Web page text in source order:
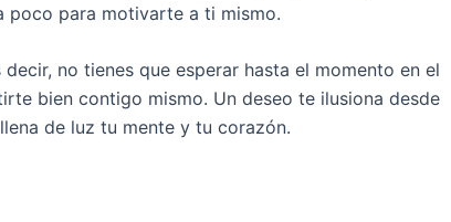
poco para motivarte a ti mismo.
decir, no tienes que esperar hasta el momento en el
bien contigo mismo. Un deseo te ilusiona desde
de luz tu mente y tu corazón.